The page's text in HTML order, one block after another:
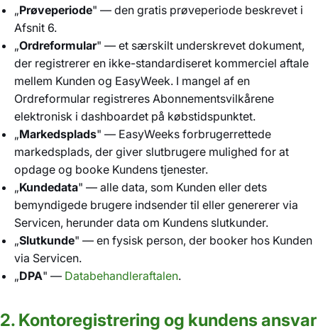
„Prøveperiode" — den gratis prøveperiode beskrevet i
Afsnit 6.
„Ordreformular" — et særskilt underskrevet dokument,
der registrerer en ikke-standardiseret kommerciel aftale
mellem Kunden og EasyWeek. I mangel af en
Ordreformular registreres Abonnementsvilkårene
elektronisk i dashboardet på købstidspunktet.
„Markedsplads" — EasyWeeks forbrugerrettede
markedsplads, der giver slutbrugere mulighed for at
opdage og booke Kundens tjenester.
„Kundedata" — alle data, som Kunden eller dets
bemyndigede brugere indsender til eller genererer via
Servicen, herunder data om Kundens slutkunder.
„Slutkunde" — en fysisk person, der booker hos Kunden
via Servicen.
„DPA" — Databehandleraftalen.
2. Kontoregistrering og kundens ansvar